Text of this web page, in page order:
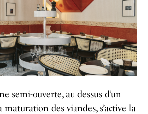
semi-ouverte, au dessus d’un
des viandes, s’active la